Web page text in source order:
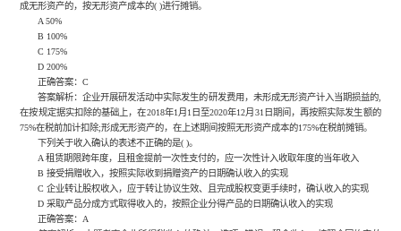
成无形资产的，按无形资产成本的( )进行摊销。
A 50%
B 100%
C 175%
D 200%
正确答案：C
答案解析：企业开展研发活动中实际发生的研发费用，未形成无形资产计入当期损益的,
在按规定据实扣除的基础上，在2018年1月1日至2020年12月31日期间，再按照实际发生额的
75%在税前加计扣除;形成无形资产的，在上述期间按照无形资产成本的175%在税前摊销。
下列关于收入确认的表述不正确的是( )。
A 租赁期限跨年度，且租金提前一次性支付的，应一次性计入收取年度的当年收入
B 接受捐赠收入，按照实际收到捐赠资产的日期确认收入的实现
C 企业转让股权收入，应于转让协议生效、且完成股权变更手续时，确认收入的实现
D 采取产品分成方式取得收入的，按照企业分得产品的日期确认收入的实现
正确答案：A